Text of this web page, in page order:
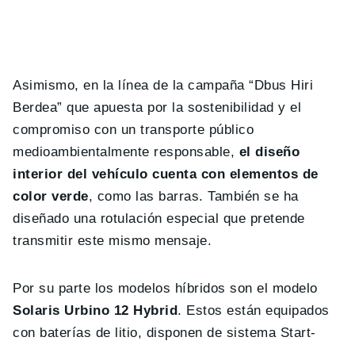
Asimismo, en la línea de la campaña “Dbus Hiri
Berdea” que apuesta por la sostenibilidad y el
compromiso con un transporte público
medioambientalmente responsable, el diseño
interior del vehículo cuenta con elementos de
color verde, como las barras. También se ha
diseñado una rotulación especial que pretende
transmitir este mismo mensaje.
Por su parte los modelos híbridos son el modelo
Solaris Urbino 12 Hybrid. Estos están equipados
con baterías de litio, disponen de sistema Start-